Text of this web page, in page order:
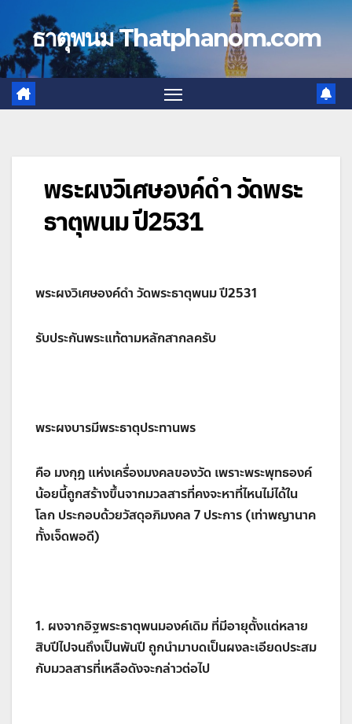
contentธาตุพนม Thatphanom.com
พระผงวิเศษองค์ดำ วัดพระ
ธาตุพนม ปี2531
พระผงวิเศษองค์ดำ วัดพระธาตุพนม ปี2531
รับประกันพระแท้ตามหลักสากลครับ
พระผงบารมีพระธาตุประทานพร
คือ มงกุฎ แห่งเครื่องมงคลของวัด เพราะพระพุทธองค์
น้อยนี้ถูกสร้างขึ้นจากมวลสารที่คงจะหาที่ไหนไม่ได้ใน
โลก ประกอบด้วยวัสดุอภิมงคล 7 ประการ (เท่าพญานาค
ทั้งเจ็ดพอดี)
1. ผงจากอิฐพระธาตุพนมองค์เดิม ที่มีอายุตั้งแต่หลาย
สิบปีไปจนถึงเป็นพันปี ถูกนำมาบดเป็นผงละเอียดประสม
กับมวลสารที่เหลือดังจะกล่าวต่อไป